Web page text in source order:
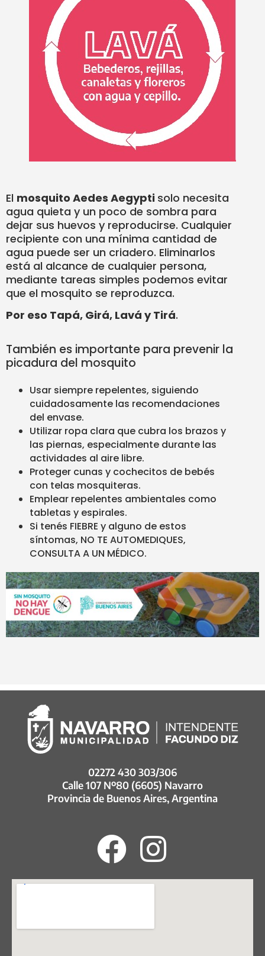
El mosquito Aedes Aegypti solo necesita
agua quieta y un poco de sombra para
dejar sus huevos y reproducirse. Cualquier
recipiente con una mínima cantidad de
agua puede ser un criadero. Eliminarlos
está al alcance de cualquier persona,
mediante tareas simples podemos evitar
que el mosquito se reproduzca.
Por eso Tapá, Girá, Lavá y Tirá.
También es importante para prevenir la
picadura del mosquito
Usar siempre repelentes, siguiendo
cuidadosamente las recomendaciones
del envase.
Utilizar ropa clara que cubra los brazos y
las piernas, especialmente durante las
actividades al aire libre.
Proteger cunas y cochecitos de bebés
con telas mosquiteras.
Emplear repelentes ambientales como
tabletas y espirales.
Si tenés FIEBRE y alguno de estos
síntomas, NO TE AUTOMEDIQUES,
CONSULTA A UN MÉDICO.
02272 430 303/306
Calle 107 Nº80 (6605) Navarro
Provincia de Buenos Aires, Argentina